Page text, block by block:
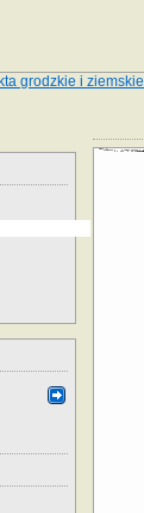
grodzkie i ziemskie